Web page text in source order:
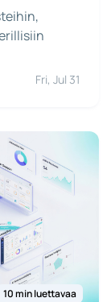
Fri, Jul 31
10 min luettavaa